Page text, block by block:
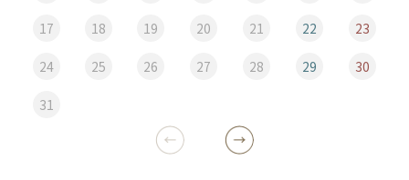
17 18 19 20 21 22 23
24 25 26 27 28 29 30
31